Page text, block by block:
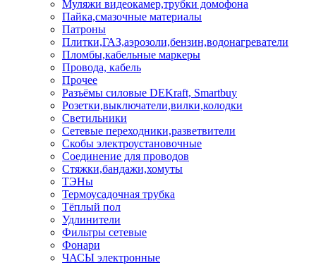
Муляжи видеокамер,трубки домофона
Пайка,смазочные материалы
Патроны
Плитки,ГАЗ,аэрозоли,бензин,водонагреватели
Пломбы,кабельные маркеры
Провода, кабель
Прочее
Разъёмы силовые DEKraft, Smartbuy
Розетки,выключатели,вилки,колодки
Светильники
Сетевые переходники,разветвители
Скобы электроустановочные
Соединение для проводов
Стяжки,бандажи,хомуты
ТЭНы
Термоусадочная трубка
Тёплый пол
Удлинители
Фильтры сетевые
Фонари
ЧАСЫ электронные